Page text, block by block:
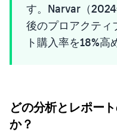
す。Narvar（
後のプロアクティ
ト購入率を18%高
どの分析とレポー
か？